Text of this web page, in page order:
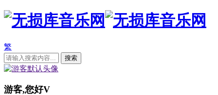
繁
游客,您好V